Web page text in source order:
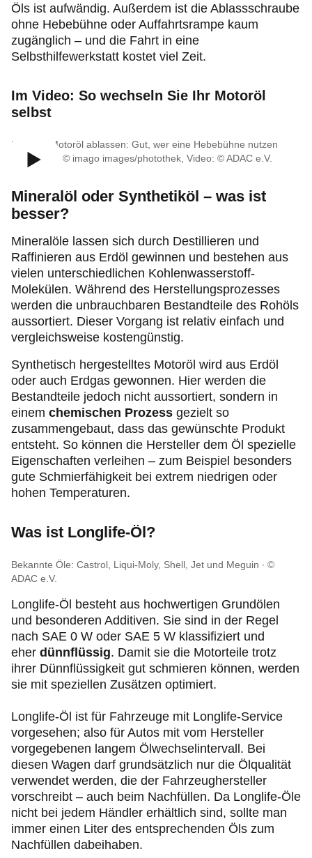
Öls ist aufwändig. Außerdem ist die Ablassschraube
ohne Hebebühne oder Auffahrtsrampe kaum
zugänglich – und die Fahrt in eine
Selbsthilfewerkstatt kostet viel Zeit.
Im Video: So wechseln Sie Ihr Motoröl
selbst
Das alte Motoröl ablassen: Gut, wer eine Hebebühne nutzen
kann ∙ Bild: © imago images/photothek, Video: © ADAC e.V.
Mineralöl oder Synthetiköl – was ist
besser?
Mineralöle lassen sich durch Destillieren und
Raffinieren aus Erdöl gewinnen und bestehen aus
vielen unterschiedlichen Kohlenwasserstoff-
Molekülen. Während des Herstellungsprozesses
werden die unbrauchbaren Bestandteile des Rohöls
aussortiert. Dieser Vorgang ist relativ einfach und
vergleichsweise kostengünstig.
Synthetisch hergestelltes Motoröl wird aus Erdöl
oder auch Erdgas gewonnen. Hier werden die
Bestandteile jedoch nicht aussortiert, sondern in
einem chemischen Prozess gezielt so
zusammengebaut, dass das gewünschte Produkt
entsteht. So können die Hersteller dem Öl spezielle
Eigenschaften verleihen – zum Beispiel besonders
gute Schmierfähigkeit bei extrem niedrigen oder
hohen Temperaturen.
Was ist Longlife-Öl?
Bekannte Öle: Castrol, Liqui-Moly, Shell, Jet und Meguin
©
ADAC e.V.
Longlife-Öl besteht aus hochwertigen Grundölen
und besonderen Additiven. Sie sind in der Regel
nach SAE 0 W oder SAE 5 W klassifiziert und
eher dünnflüssig. Damit sie die Motorteile trotz
ihrer Dünnflüssigkeit gut schmieren können, werden
sie mit speziellen Zusätzen optimiert.
Longlife-Öl ist für Fahrzeuge mit Longlife-Service
vorgesehen; also für Autos mit vom Hersteller
vorgegebenen langem Ölwechselintervall. Bei
diesen Wagen darf grundsätzlich nur die Ölqualität
verwendet werden, die der Fahrzeughersteller
vorschreibt – auch beim Nachfüllen. Da Longlife-Öle
nicht bei jedem Händler erhältlich sind, sollte man
immer einen Liter des entsprechenden Öls zum
Nachfüllen dabeihaben.